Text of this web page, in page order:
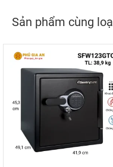
Sản phẩm cùng